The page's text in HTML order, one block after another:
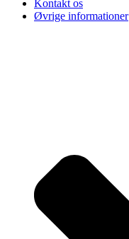
Kontakt os
Øvrige informationer